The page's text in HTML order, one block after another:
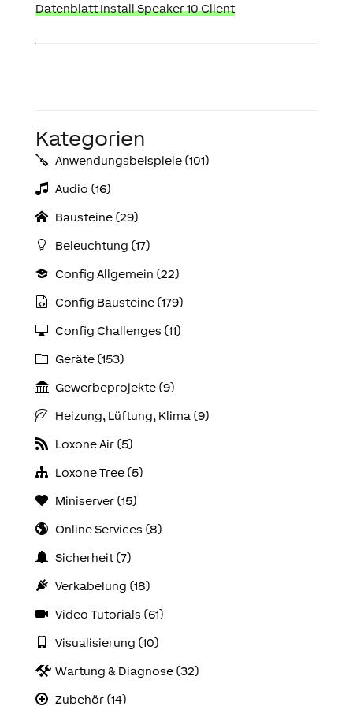
Datenblatt Install Speaker 10 Client
Kategorien
Anwendungs­­­beispiele (101)
Audio (16)
Bausteine (29)
Beleuchtung (17)
Config Allgemein (22)
Config Bausteine (179)
Config Challenges (11)
Geräte (153)
Gewerbeprojekte (9)
Heizung, Lüftung, Klima (9)
Loxone Air (5)
Loxone Tree (5)
Miniserver (15)
Online Services (8)
Sicherheit (7)
Verkabelung (18)
Video Tutorials (61)
Visualisierung (10)
Wartung & Diagnose (32)
Zubehör (14)